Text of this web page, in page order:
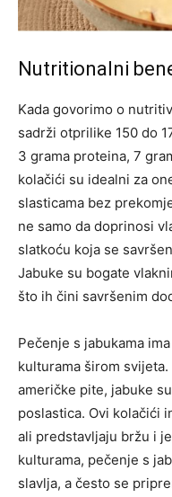
Nutritionalni
Kada govorimo o
sadrži otprilike 150 do
3 grama proteina, 7
kolačići su idealni za
slasticama bez
ne samo da doprinosi
slatkoću koja se
Jabuke su bogate
što ih čini savršenim
Pečenje s jabukama
kulturama širom
američke pite, jabuke
poslastica. Ovi kolačići
ali predstavljaju bržu i
kulturama, pečenje s
slavlja, a često se